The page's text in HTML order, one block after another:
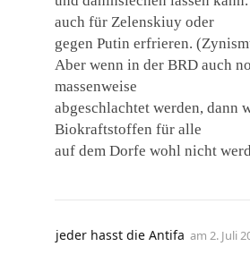
auch für Zelenskiuy oder
gegen Putin erfrieren.
Aber wenn in der BRD auch
massenweise
abgeschlachtet werden, dann
Biokraftstoffen für alle
auf dem Dorfe wohl nicht
jeder hasst die Antifa am 2. Juli